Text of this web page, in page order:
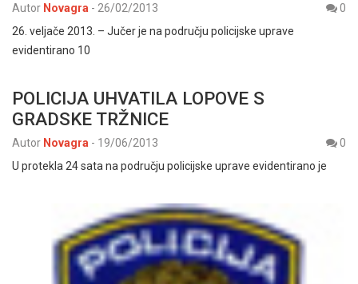
Autor Novagra - 26/02/2013
0
26. veljače 2013. – Jučer je na području policijske uprave
evidentirano 10
POLICIJA UHVATILA LOPOVE S
GRADSKE TRŽNICE
Autor Novagra - 19/06/2013
0
U protekla 24 sata na području policijske uprave evidentirano je